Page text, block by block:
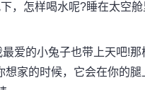
，怎样喝水呢?睡在太空
的小兔子也带上天吧!那
家的时候，它会在你的